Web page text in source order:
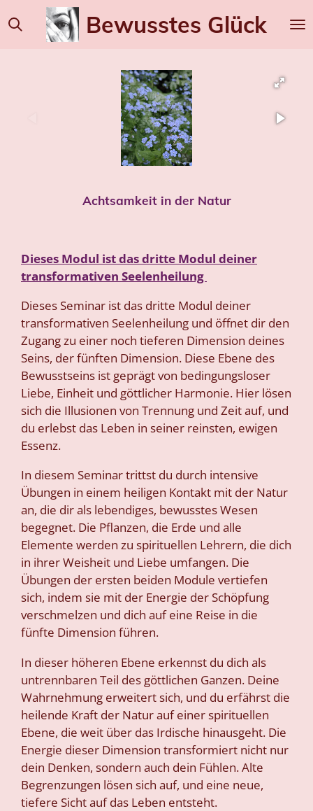
Zum
Hauptinhalt
Bewusstes Glück
Achtsamkeit in der Natur
Dieses Modul ist das dritte Modul deiner
transformativen Seelenheilung
Dieses Seminar ist das dritte Modul deiner
transformativen Seelenheilung und öffnet dir den
Zugang zu einer noch tieferen Dimension deines
Seins, der fünften Dimension. Diese Ebene des
Bewusstseins ist geprägt von bedingungsloser
Liebe, Einheit und göttlicher Harmonie. Hier lösen
sich die Illusionen von Trennung und Zeit auf, und
du erlebst das Leben in seiner reinsten, ewigen
Essenz.
In diesem Seminar trittst du durch intensive
Übungen in einem heiligen Kontakt mit der Natur
an, die dir als lebendiges, bewusstes Wesen
begegnet. Die Pflanzen, die Erde und alle
Elemente werden zu spirituellen Lehrern, die dich
in ihrer Weisheit und Liebe umfangen. Die
Übungen der ersten beiden Module vertiefen
sich, indem sie mit der Energie der Schöpfung
verschmelzen und dich auf eine Reise in die
fünfte Dimension führen.
In dieser höheren Ebene erkennst du dich als
untrennbaren Teil des göttlichen Ganzen. Deine
Wahrnehmung erweitert sich, und du erfährst die
heilende Kraft der Natur auf einer spirituellen
Ebene, die weit über das Irdische hinausgeht. Die
Energie dieser Dimension transformiert nicht nur
dein Denken, sondern auch dein Fühlen. Alte
Begrenzungen lösen sich auf, und eine neue,
tiefere Sicht auf das Leben entsteht.